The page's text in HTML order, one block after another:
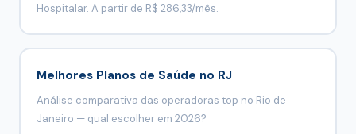
Hospitalar. A partir de R$ 286,33/mês.
Melhores Planos de Saúde no RJ
Análise comparativa das operadoras top no Rio de
Janeiro — qual escolher em 2026?